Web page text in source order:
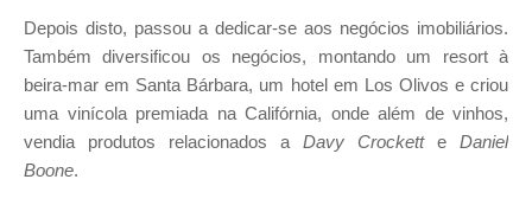
Depois disto, passou a dedicar-se aos negócios imobiliários.
Também diversificou os negócios, montando um resort à
beira-mar em Santa Bárbara, um hotel em Los Olivos e criou
uma vinícola premiada na Califórnia, onde além de vinhos,
vendia produtos relacionados a Davy Crockette Daniel
Boone.